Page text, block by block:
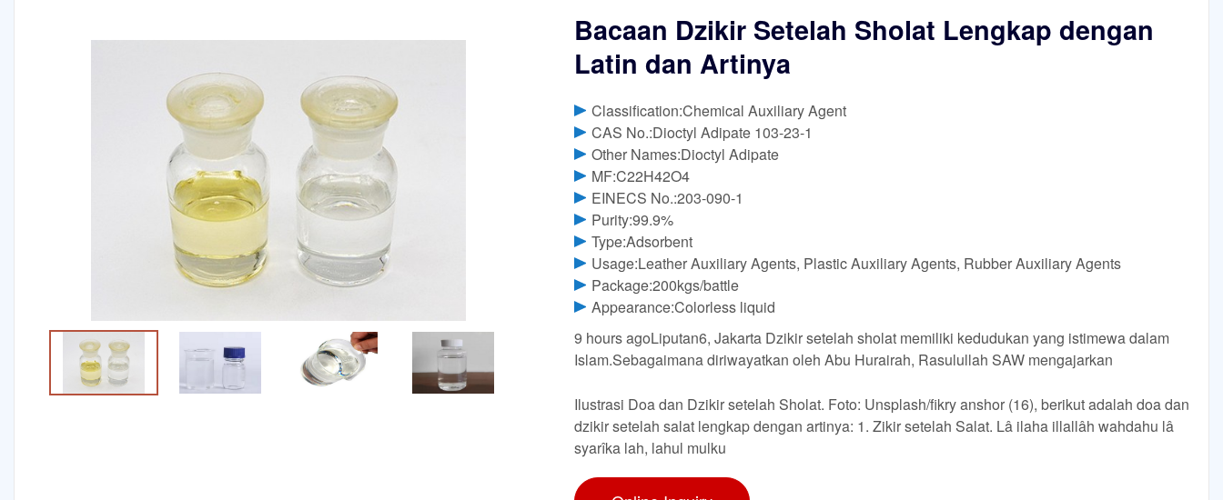
Bacaan Dzikir Setelah Sholat Lengkap dengan
Latin dan Artinya
Classification:Chemical Auxiliary Agent
CAS No.:Dioctyl Adipate 103-23-1
Other Names:Dioctyl Adipate
MF:C22H42O4
EINECS No.:203-090-1
Purity:99.9%
Type:Adsorbent
Usage:Leather Auxiliary Agents, Plastic Auxiliary Agents, Rubber Auxiliary Agents
Package:200kgs/battle
Appearance:Colorless liquid
9 hours agoLiputan6, Jakarta Dzikir setelah sholat memiliki kedudukan yang istimewa dalam
Islam.Sebagaimana diriwayatkan oleh Abu Hurairah, Rasulullah SAW mengajarkan
Ilustrasi Doa dan Dzikir setelah Sholat. Foto: Unsplash/fikry anshor (16), berikut adalah doa dan
dzikir setelah salat lengkap dengan artinya: 1. Zikir setelah Salat. Lâ ilaha illallâh wahdahu lâ
syarîka lah, lahul mulku